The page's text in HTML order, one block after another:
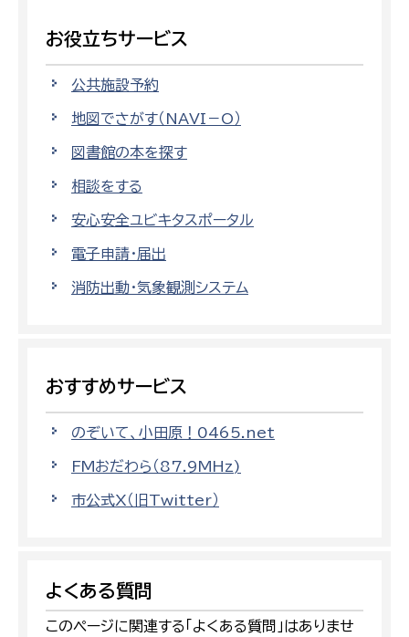
お役立ちサービス
公共施設予約
地図でさがす（NAVI－O）
図書館の本を探す
相談をする
安心安全ユビキタスポータル
電子申請・届出
消防出動・気象観測システム
おすすめサービス
のぞいて、小田原！0465.net
FMおだわら（87.9MHz)
市公式X（旧Twitter）
よくある質問
このページに関連する「よくある質問」はありませ